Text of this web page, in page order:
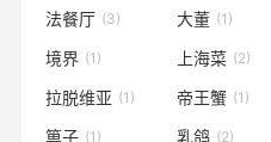
法餐厅 (3) 大董 (1)
境界 (1) 上海菜 (2)
拉脱维亚 (1) 帝王蟹 (1)
箅子 (1) 乳鸽 (2)